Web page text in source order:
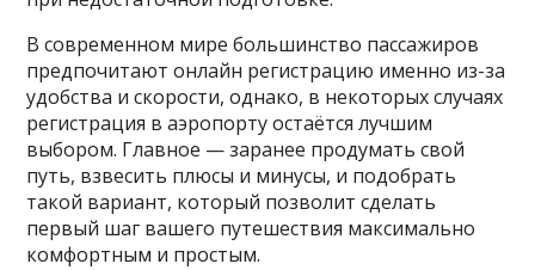
В современном мире большинство пассажиров
предпочитают онлайн регистрацию именно из-за
удобства и скорости, однако, в некоторых случаях
регистрация в аэропорту остаётся лучшим
выбором. Главное — заранее продумать свой
путь, взвесить плюсы и минусы, и подобрать
такой вариант, который позволит сделать
первый шаг вашего путешествия максимально
комфортным и простым.